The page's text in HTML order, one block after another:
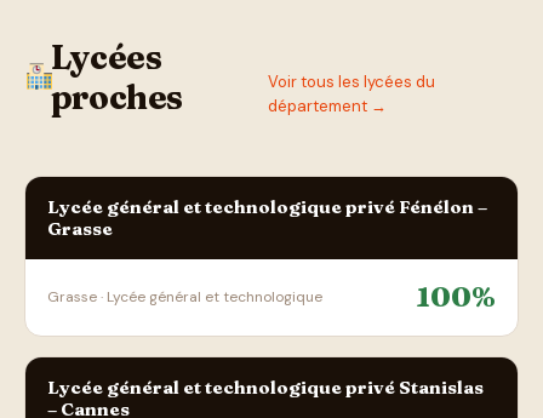
Lycées
proches
Voir tous les lycées du
département →
Lycée général et technologique privé Fénélon –
Grasse
Grasse · Lycée général et technologique 100%
Lycée général et technologique privé Stanislas
– Cannes